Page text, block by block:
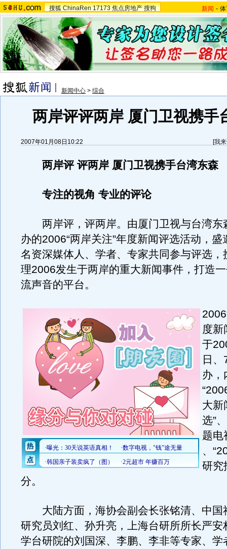
搜狐 ChinaRen 17173 焦点房地产 搜狗 新闻 -
新闻中心 > 综合
两岸评评两岸 厦门卫视携手
2007年01月08日10:22 [我
两岸评 评两岸 厦门卫视携手台湾东森
专注的视角 专业的评论
两岸评，评两岸。由厦门卫视与台湾东
办的2006“两岸关注”年度新闻评选活动，
名资深媒体人、学者、专家共同参与评选，
理2006发生于两岸的重大新闻事件，打造
流声音的平台。
度新
于
日
办，
大新
选”
题电
、
研究
分。
大陆方面，海协会副会长张铭清、中国
研究员刘红、孙升亮，上海台研所所长严安
学台研院的刘国深、李鹏、李非等专家、学